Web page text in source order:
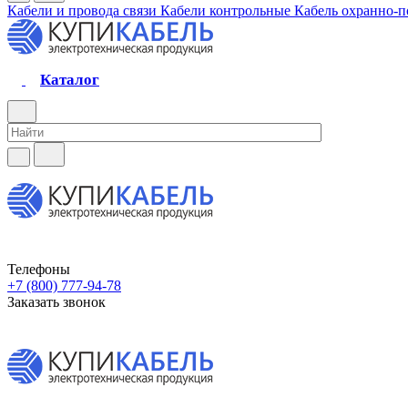
Кабели и провода связи Кабели контрольные Кабель охранно-
Каталог
Телефоны
+7 (800) 777-94-78
Заказать звонок